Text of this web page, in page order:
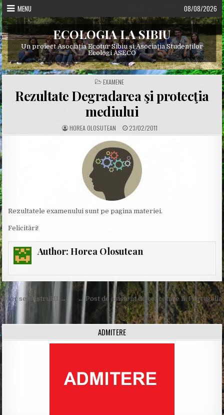
Skip
to
content
MENU 08/08/2026
ECOLOGIA LA SIBIU
Un proiect Asociația Ecotur Sibiu și Asociația Studenților
Ecologi ASECO
POSTED
IN
EXAMENE
Rezultate Degradarea şi protecţia
mediului
A
U
HOREA OLOSUTEAN P
U
L
I
S
H
E
D
D
T
E
23/02/2011
Rezultatele examenului sunt pe pagina materiei.
Felicitări!
Author: Horea Olosutean
Post
navigation
← Post de asistent de cercetare în Portugalia
Orar semestrul II →
ADMITERE